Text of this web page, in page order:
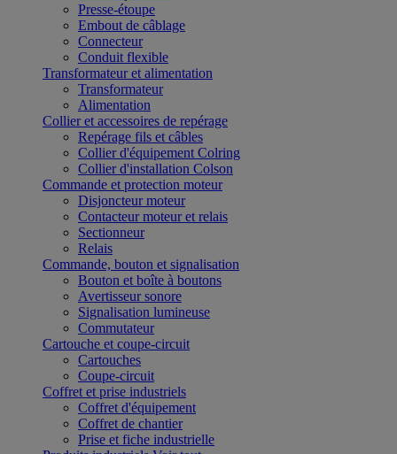
Presse-étoupe
Embout de câblage
Connecteur
Conduit flexible
Transformateur et alimentation
Transformateur
Alimentation
Collier et accessoires de repérage
Repérage fils et câbles
Collier d'équipement Colring
Collier d'installation Colson
Commande et protection moteur
Disjoncteur moteur
Contacteur moteur et relais
Sectionneur
Relais
Commande, bouton et signalisation
Bouton et boîte à boutons
Avertisseur sonore
Signalisation lumineuse
Commutateur
Cartouche et coupe-circuit
Cartouches
Coupe-circuit
Coffret et prise industriels
Coffret d'équipement
Coffret de chantier
Prise et fiche industrielle